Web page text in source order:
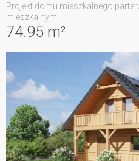
74.95 m²
Projekt domu mieszkalnego
mieszkalnym.